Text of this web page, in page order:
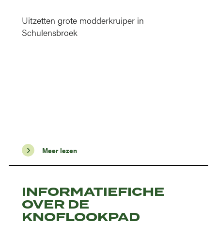
Uitzetten grote modderkruiper in
Schulensbroek
Meer lezen
INFORMATIEFICHE
OVER DE
KNOFLOOKPAD